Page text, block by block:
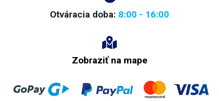
Otváracia doba: 8:00 - 16:00
Zobraziť na mape